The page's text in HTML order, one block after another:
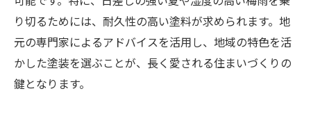
り切るためには、耐久性の高い塗料が求められます。地
元の専門家によるアドバイスを活用し、地域の特色を活
かした塗装を選ぶことが、長く愛される住まいづくりの
鍵となります。